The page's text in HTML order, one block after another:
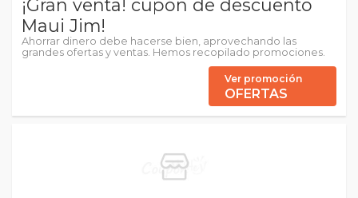
¡Gran venta! cupón de descuento
Maui Jim!
Ahorrar dinero debe hacerse bien, aprovechando las
grandes ofertas y ventas. Hemos recopilado promociones.
Ver promoción
OFERTAS